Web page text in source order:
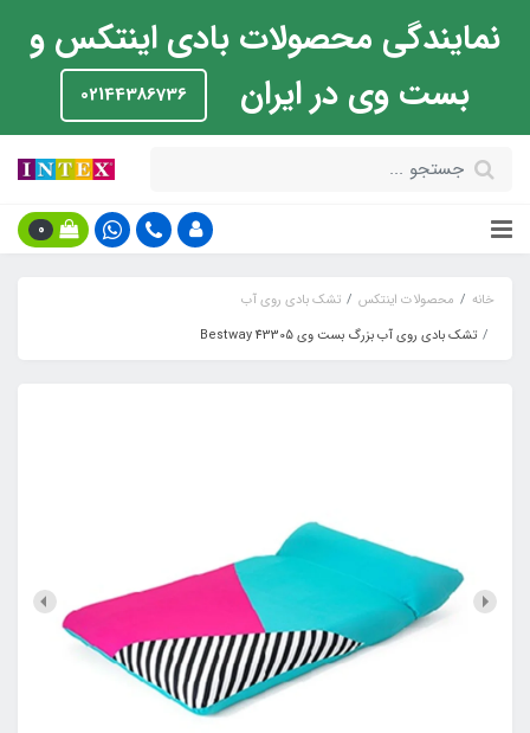
نمایندگی محصولات بادی اینتکس و
بست وی در ایران
02144386736
0
خانه محصولات اینتکس
تشک بادی روی آب
تشک بادی روی آب بزرگ بست وی Bestway 43305